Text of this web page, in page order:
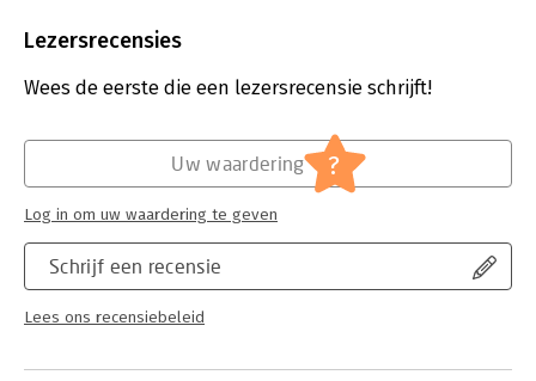
massavernietigingswapens in Irak.
Aantal pagina's:
Druk:
1
Lezersrecensies
Wees de eerste die een lezersrecensie schrijft!
Schrijf een recensie
Lees ons recensiebeleid
Uw waardering ?
Log in om uw waardering te geven